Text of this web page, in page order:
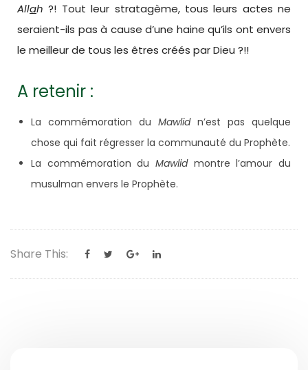
Allah?! Tout leur stratagème, tous leurs actes ne
seraient-ils pas à cause d’une haine qu’ils ont envers
le meilleur de tous les êtres créés par Dieu ?!!
A retenir :
La commémoration du Mawlidn’est pas quelque
chose qui fait régresser la communauté du Prophète.
La commémoration du Mawlidmontre l’amour du
musulman envers le Prophète.
Share This: